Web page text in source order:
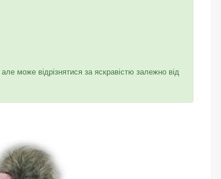
може відрізнятися за яскравістю залежно від